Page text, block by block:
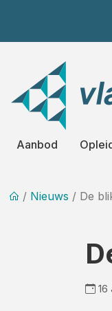
Aanbod
/ Nieuws / De
16